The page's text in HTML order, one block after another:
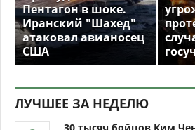
Пентагон в шоке.
Иранский "Шахед"
атаковал авианосец
США
ЛУЧШЕЕ ЗА НЕДЕЛЮ